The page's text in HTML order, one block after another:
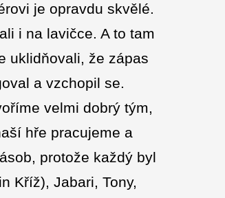
je opravdu skvělé.
i na lavičce. A to tam
uklidňovali, že zápas
a vzchopil se.
velmi dobrý tým,
hře pracujeme a
protože každý byl
Kříž), Jabari, Tony,